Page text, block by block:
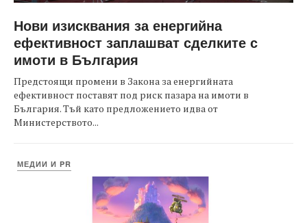
Нови изисквания за енергийна
ефективност заплашват сделките с
имоти в България
Предстоящи промени в Закона за енергийната
ефективност поставят под риск пазара на имоти в
България. Тъй като предложението идва от
Министерството...
МЕДИИ И PR